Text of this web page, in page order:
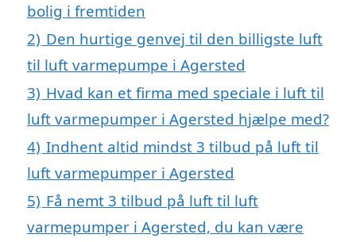
bolig i fremtiden
2) Den hurtige genvej til den billigste luft
til luft varmepumpe i Agersted
3) Hvad kan et firma med speciale i luft til
luft varmepumper i Agersted hjælpe med?
4) Indhent altid mindst 3 tilbud på luft til
luft varmepumper i Agersted
5) Få nemt 3 tilbud på luft til luft
varmepumper i Agersted, du kan være